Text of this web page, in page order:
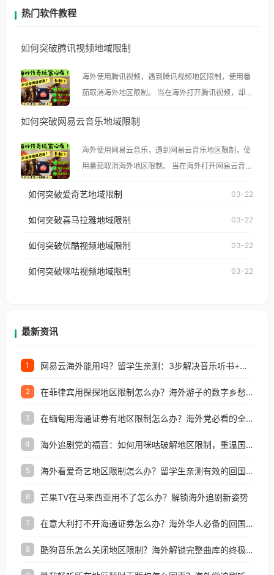
热门软件教程
如何突破腾讯视频地域限制
海外使用腾讯视频，遇到腾讯视频地区限制，使用番
茄取消海外地区限制。 当在海外打开腾讯视频，却突
示语。 海外用户如香港、澳门、台湾、美国、加拿
像其他音乐平台一样，出现地区及版权限制问题，且
仅能在中国大陆地区播放。 遇到这个问题的朋友们，
使用番茄回国加速器，即可解决「海外用户收听腾讯
台湾、美国、加拿大、澳大利亚、欧洲等国家和地区
权限制所困扰。
如何突破网易云音乐地域限制
海外使用网易云音乐，遇到网易云音乐地区限制，使
用番茄取消海外地区限制。 当在海外打开网易云音
播放”的提示语。 海外用户如香港、澳门、台湾、美
国、加拿大、澳大利亚、欧洲等国家和地区时，网易
制问题，且仅能在中国大陆地区播放。 遇到这个问题
户收听网易云音乐地区版权限制」的问题，无论人在
如何突破爱奇艺地域限制 03-22
如何突破喜马拉雅地域限制 03-22
如何突破优酷视频地域限制 03-22
如何突破咪咕视频地域限制 03-22
最新资讯
1 网易云海外能用吗？留学生亲测：3步解决音乐听书+银行视频地区限制
2 在菲律宾用探探地区限制怎么办？海外游子的数字乡愁与破局之道
3 在缅甸用海通证券有地区限制怎么办？海外党必看的全场景回国加速指南
4 海外追剧党的福音：如何用咪咕破解地区限制，重温国内精彩
5 海外看爱奇艺地区限制怎么办？留学生亲测有效的回国加速器选择指南
6 芒果TV在马来西亚用不了怎么办？解锁海外追剧新姿势
7 在意大利打不开海通证券怎么办？海外华人必备的回国加速指南（附2026世界杯观赛秘籍）
8 酷狗音乐怎么关闭地区限制？海外解锁完整曲库的终极指南